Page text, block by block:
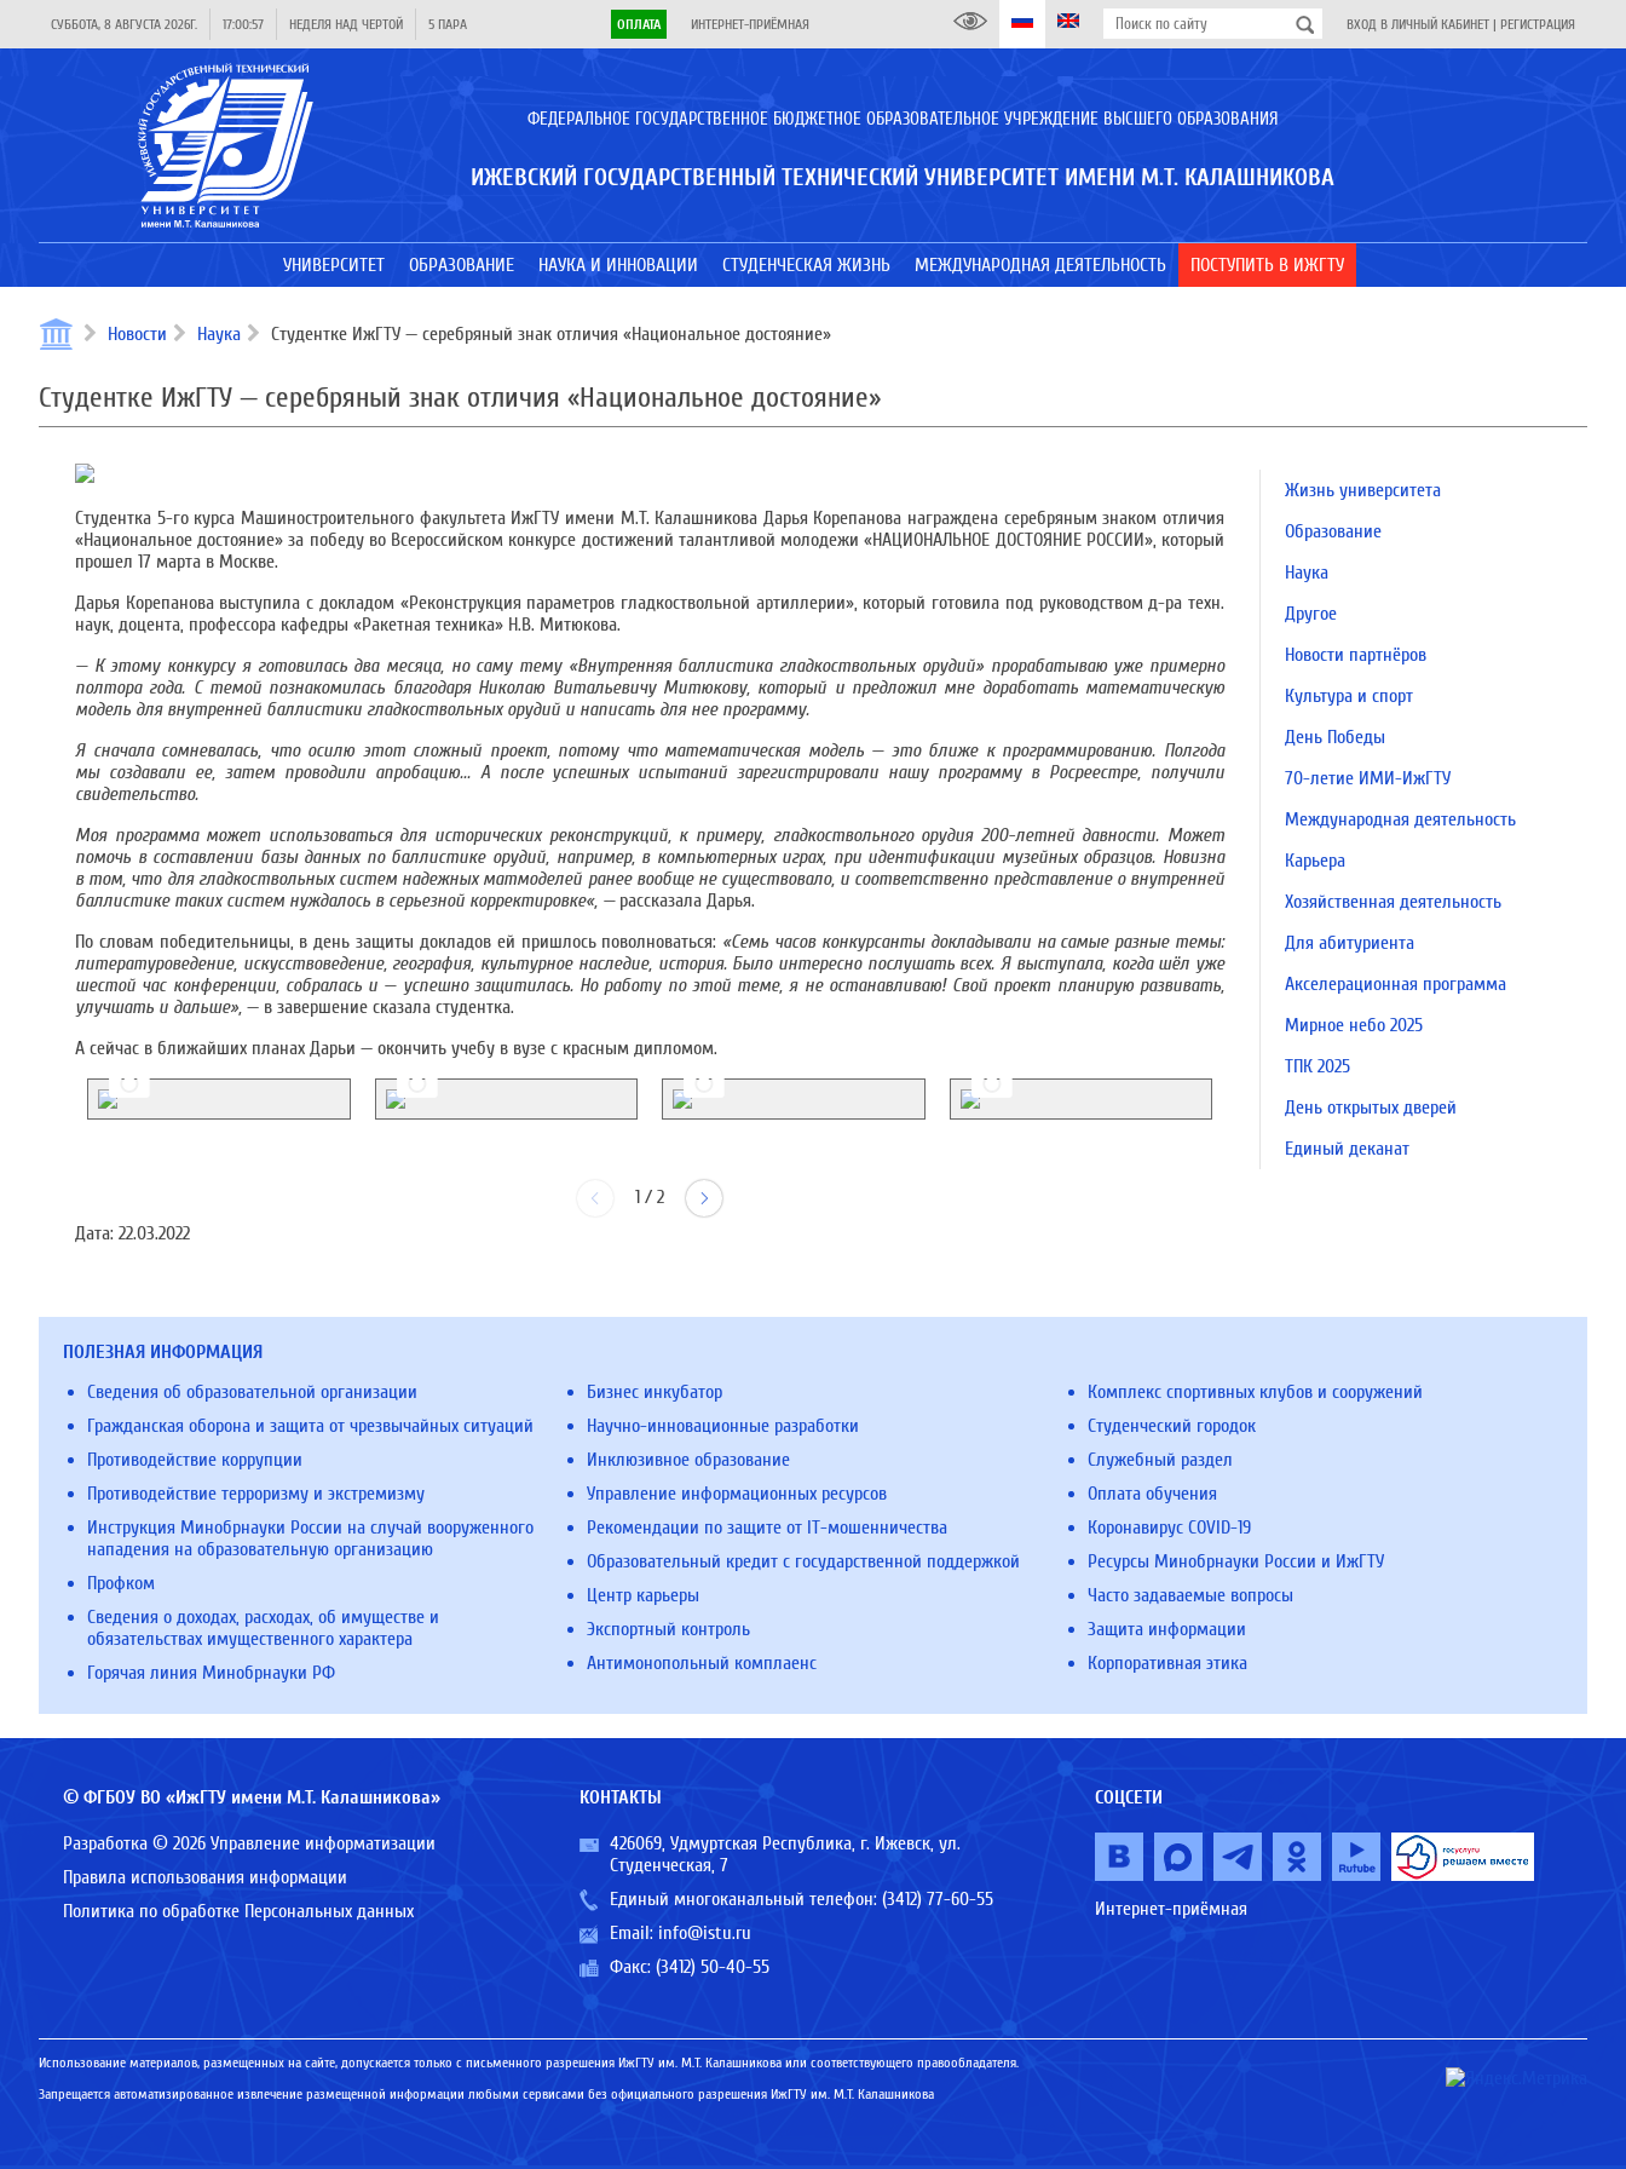
СУББОТА, 8 АВГУСТА 2026Г. 17:00:57 НЕДЕЛЯ НАД ЧЕРТОЙ 5 ПАРА ОПЛАТА ИНТЕРНЕТ-ПРИЁМНАЯ ВХОД В ЛИЧНЫЙ КАБИНЕТ | РЕГИСТРАЦИЯ
ФЕДЕРАЛЬНОЕ ГОСУДАРСТВЕННОЕ БЮДЖЕТНОЕ ОБРАЗОВАТЕЛЬНОЕ УЧРЕЖДЕНИЕ ВЫСШЕГО ОБРАЗОВАНИЯ
ИЖЕВСКИЙ ГОСУДАРСТВЕННЫЙ ТЕХНИЧЕСКИЙ УНИВЕРСИТЕТ ИМЕНИ М.Т. КАЛАШНИКОВА
УНИВЕРСИТЕТ ОБРАЗОВАНИЕ НАУКА И ИННОВАЦИИ СТУДЕНЧЕСКАЯ ЖИЗНЬ МЕЖДУНАРОДНАЯ ДЕЯТЕЛЬНОСТЬ ПОСТУПИТЬ В ИЖГТУ
Новости Наука Студентке ИжГТУ — серебряный знак отличия «Национальное достояние»
Студентке ИжГТУ — серебряный знак отличия «Национальное достояние»
Студентка 5-го курса Машиностроительного факультета ИжГТУ имени М.Т. Калашникова Дарья Корепанова награждена серебряным знаком отличия
«Национальное достояние» за победу во Всероссийском конкурсе достижений талантливой молодежи «НАЦИОНАЛЬНОЕ ДОСТОЯНИЕ РОССИИ», который
прошел 17 марта в Москве.
Дарья Корепанова выступила с докладом «Реконструкция параметров гладкоствольной артиллерии», который готовила под руководством д-ра техн.
наук, доцента, профессора кафедры «Ракетная техника» Н.В. Митюкова.
— К этому конкурсу я готовилась два месяца, но саму тему «Внутренняя баллистика гладкоствольных орудий» прорабатываю уже примерно
полтора года. С темой познакомилась благодаря Николаю Витальевичу Митюкову, который и предложил мне доработать математическую
модель для внутренней баллистики гладкоствольных орудий и написать для нее программу.
Я сначала сомневалась, что осилю этот сложный проект, потому что математическая модель — это ближе к программированию. Полгода
мы создавали ее, затем проводили апробацию... А после успешных испытаний зарегистрировали нашу программу в Росреестре, получили
свидетельство.
Моя программа может использоваться для исторических реконструкций, к примеру, гладкоствольного орудия 200-летней давности. Может
помочь в составлении базы данных по баллистике орудий, например, в компьютерных играх, при идентификации музейных образцов. Новизна
в том, что для гладкоствольных систем надежных матмоделей ранее вообще не существовало, и соответственно представление о внутренней
баллистике таких систем нуждалось в серьезной корректировке«, —рассказала Дарья.
По словам победительницы, в день защиты докладов ей пришлось поволноваться: «Семь часов конкурсанты докладывали на самые разные темы:
литературоведение, искусствоведение, география, культурное наследие, история. Было интересно послушать всех. Я выступала, когда шёл уже
шестой час конференции, собралась и — успешно защитилась. Но работу по этой теме, я не останавливаю! Свой проект планирую развивать,
улучшать и дальше», — в завершение сказала студентка.
А сейчас в ближайших планах Дарьи — окончить учебу в вузе с красным дипломом.
1 / 2
Дата: 22.03.2022
Жизнь университета
Образование
Наука
Другое
Новости партнёров
Культура и спорт
День Победы
70-летие ИМИ-ИжГТУ
Международная деятельность
Карьера
Хозяйственная деятельность
Для абитуриента
Акселерационная программа
Мирное небо 2025
ТПК 2025
День открытых дверей
Единый деканат
ПОЛЕЗНАЯ ИНФОРМАЦИЯ
Сведения об образовательной организации
Гражданская оборона и защита от чрезвычайных ситуаций
Противодействие коррупции
Противодействие терроризму и экстремизму
Инструкция Минобрнауки России на случай вооруженного
нападения на образовательную организацию
Профком
Сведения о доходах, расходах, об имуществе и
обязательствах имущественного характера
Горячая линия Минобрнауки РФ
Бизнес инкубатор
Научно-инновационные разработки
Инклюзивное образование
Управление информационных ресурсов
Рекомендации по защите от IT-мошенничества
Образовательный кредит с государственной поддержкой
Центр карьеры
Экспортный контроль
Антимонопольный комплаенс
Комплекс спортивных клубов и сооружений
Студенческий городок
Служебный раздел
Оплата обучения
Коронавирус COVID-19
Ресурсы Минобрнауки России и ИжГТУ
Часто задаваемые вопросы
Защита информации
Корпоративная этика
© ФГБОУ ВО «ИжГТУ имени М.Т. Калашникова»
Разработка © 2026 Управление информатизации
Правила использования информации
Политика по обработке Персональных данных
КОНТАКТЫ
426069, Удмуртская Республика, г. Ижевск, ул.
Студенческая, 7
Единый многоканальный телефон: (3412) 77-60-55
Email: info@istu.ru
Факс: (3412) 50-40-55
СОЦСЕТИ
Интернет-приёмная
Использование материалов, размещенных на сайте, допускается только с письменного разрешения ИжГТУ им. М.Т. Калашникова или соответствующего правообладателя.
Запрещается автоматизированное извлечение размещенной информации любыми сервисами без официального разрешения ИжГТУ им. М.Т. Калашникова